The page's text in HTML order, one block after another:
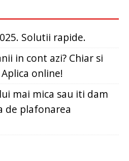
Solutii rapide.
in cont azi? Chiar si
online!
mai mica sau iti dam
de plafonarea